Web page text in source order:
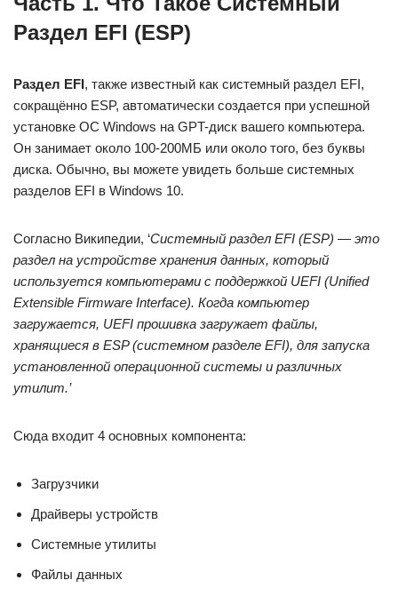
Раздел EFI (ESP)
Раздел EFI, также известный как системный раздел EFI,
сокращённо ESP, автоматически создается при успешной
установке ОС Windows на GPT-диск вашего компьютера.
Он занимает около 100-200МБ или около того, без буквы
диска. Обычно, вы можете увидеть больше системных
разделов EFI в Windows 10.
Согласно Википедии, ‘Системный раздел EFI (ESP) — это
раздел на устройстве хранения данных, который
используется компьютерами с поддержкой UEFI (Unified
Extensible Firmware Interface). Когда компьютер
загружается, UEFI прошивка загружает файлы,
хранящиеся в ESP (системном разделе EFI), для запуска
установленной операционной системы и различных
утилит.’
Сюда входит 4 основных компонента:
Загрузчики
Драйверы устройств
Системные утилиты
Файлы данных